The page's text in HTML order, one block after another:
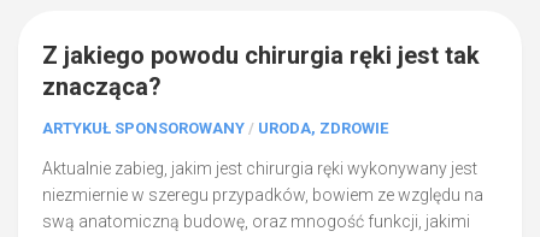
Z jakiego powodu chirurgia ręki jest tak
znacząca?
ARTYKUŁ SPONSOROWANY / URODA, ZDROWIE
Aktualnie zabieg, jakim jest chirurgia ręki wykonywany jest
niezmiernie w szeregu przypadków, bowiem ze względu na
swą anatomiczną budowę, oraz mnogość funkcji, jakimi